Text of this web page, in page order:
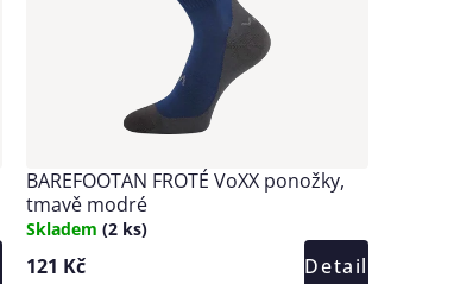
BAREFOOTAN FROTÉ VoXX ponožky,
tmavě modré
Skladem (2 ks)
121 Kč Detail